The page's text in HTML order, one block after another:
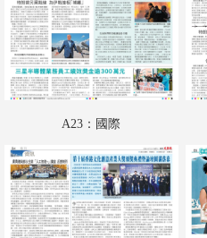
A23：國際